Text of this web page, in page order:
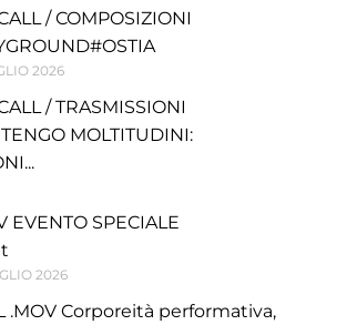
/ COMPOSIZIONI
2026
/ TRASMISSIONI
MOLTITUDINI:
EVENTO SPECIALE
2026
.MOV Corporeità performativa,